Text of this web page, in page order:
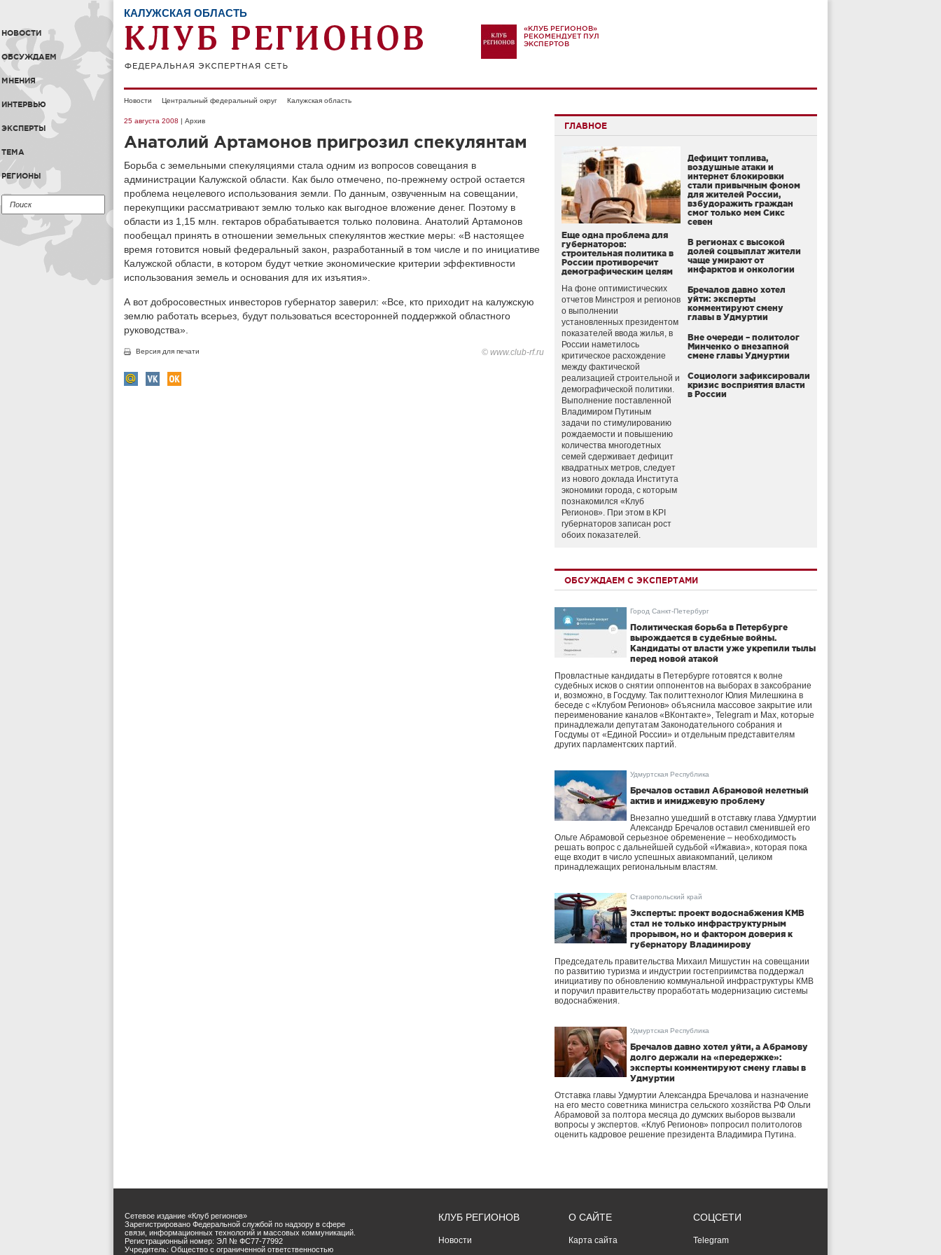
НОВОСТИ
ОБСУЖДАЕМ
МНЕНИЯ
ИНТЕРВЬЮ
ЭКСПЕРТЫ
ТЕМА
РЕГИОНЫ
КАЛУЖСКАЯ ОБЛАСТЬ
«КЛУБ РЕГИОНОВ»
РЕКОМЕНДУЕТ ПУЛ
ЭКСПЕРТОВ
Новости Центральный федеральный округ Калужская область
25 августа 2008 | Архив
Анатолий Артамонов пригрозил спекулянтам
Борьба с земельными спекуляциями стала одним из вопросов совещания в
администрации Калужской области. Как было отмечено, по-прежнему острой остается
проблема нецелевого использования земли. По данным, озвученным на совещании,
перекупщики рассматривают землю только как выгодное вложение денег. Поэтому в
области из 1,15 млн. гектаров обрабатывается только половина. Анатолий Артамонов
пообещал принять в отношении земельных спекулянтов жесткие меры: «В настоящее
время готовится новый федеральный закон, разработанный в том числе и по инициативе
Калужской области, в котором будут четкие экономические критерии эффективности
использования земель и основания для их изъятия».
А вот добросовестных инвесторов губернатор заверил: «Все, кто приходит на калужскую
землю работать всерьез, будут пользоваться всесторонней поддержкой областного
руководства».
Версия для печати © www.club-rf.ru
ГЛАВНОЕ
Еще одна проблема для
губернаторов:
строительная политика в
России противоречит
демографическим целям
На фоне оптимистических
отчетов Минстроя и регионов
о выполнении
установленных президентом
показателей ввода жилья, в
России наметилось
критическое расхождение
между фактической
реализацией строительной и
демографической политики.
Выполнение поставленной
Владимиром Путиным
задачи по стимулированию
рождаемости и повышению
количества многодетных
семей сдерживает дефицит
квадратных метров, следует
из нового доклада Института
экономики города, с которым
познакомился «Клуб
Регионов». При этом в KPI
губернаторов записан рост
обоих показателей.
Дефицит топлива,
воздушные атаки и
интернет блокировки
стали привычным фоном
для жителей России,
взбудоражить граждан
смог только мем Сикс
севен
В регионах с высокой
долей соцвыплат жители
чаще умирают от
инфарктов и онкологии
Бречалов давно хотел
уйти: эксперты
комментируют смену
главы в Удмуртии
Вне очереди – политолог
Минченко о внезапной
смене главы Удмуртии
Социологи зафиксировали
кризис восприятия власти
в России
ОБСУЖДАЕМ С ЭКСПЕРТАМИ
Город Санкт-Петербург
Политическая борьба в Петербурге
вырождается в судебные войны.
Кандидаты от власти уже укрепили тылы
перед новой атакой
Провластные кандидаты в Петербурге готовятся к волне
судебных исков о снятии оппонентов на выборах в заксобрание
и, возможно, в Госдуму. Так политтехнолог Юлия Милешкина в
беседе с «Клубом Регионов» объяснила массовое закрытие или
переименование каналов «ВКонтакте», Telegram и Max, которые
принадлежали депутатам Законодательного собрания и
Госдумы от «Единой России» и отдельным представителям
других парламентских партий.
Удмуртская Республика
Бречалов оставил Абрамовой нелетный
актив и имиджевую проблему
Внезапно ушедший в отставку глава Удмуртии
Александр Бречалов оставил сменившей его
Ольге Абрамовой серьезное обременение – необходимость
решать вопрос с дальнейшей судьбой «Ижавиа», которая пока
еще входит в число успешных авиакомпаний, целиком
принадлежащих региональным властям.
Ставропольский край
Эксперты: проект водоснабжения КМВ
стал не только инфраструктурным
прорывом, но и фактором доверия к
губернатору Владимирову
Председатель правительства Михаил Мишустин на совещании
по развитию туризма и индустрии гостеприимства поддержал
инициативу по обновлению коммунальной инфраструктуры КМВ
и поручил правительству проработать модернизацию системы
водоснабжения.
Удмуртская Республика
Бречалов давно хотел уйти, а Абрамову
долго держали на «передержке»:
эксперты комментируют смену главы в
Удмуртии
Отставка главы Удмуртии Александра Бречалова и назначение
на его место советника министра сельского хозяйства РФ Ольги
Абрамовой за полтора месяца до думских выборов вызвали
вопросы у экспертов. «Клуб Регионов» попросил политологов
оценить кадровое решение президента Владимира Путина.
Сетевое издание «Клуб регионов»
Зарегистрировано Федеральной службой по надзору в сфере
связи, информационных технологий и массовых коммуникаций.
Регистрационный номер: ЭЛ № ФС77-77992
Учредитель: Общество с ограниченной ответственностью
КЛУБ РЕГИОНОВ
Новости
О САЙТЕ
Карта сайта
СОЦСЕТИ
Telegram